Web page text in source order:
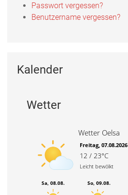
Passwort vergessen?
Benutzername vergessen?
Kalender
Wetter
Wetter Oelsa
Freitag, 07.08.2026
12 / 23°C
Leicht bewölkt
Sa, 08.08. So, 09.08.